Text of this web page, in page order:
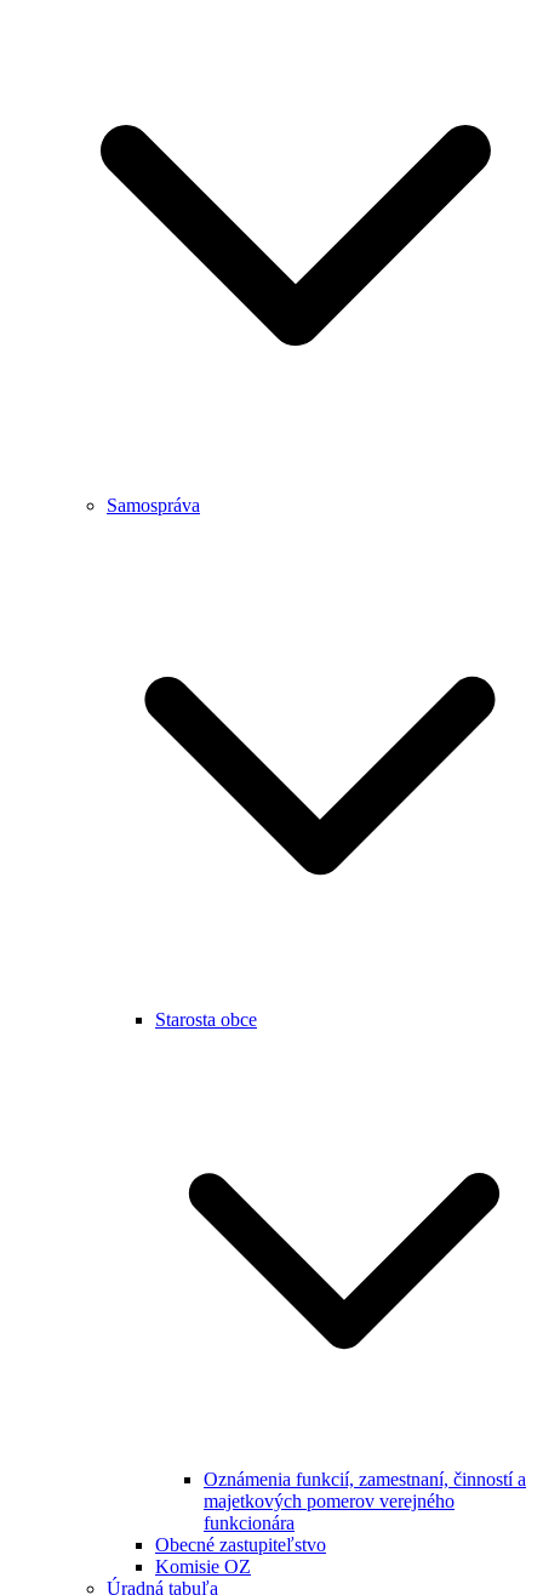
Samospráva
Starosta obce
Oznámenia funkcií, zamestnaní, činností a
majetkových pomerov verejného
funkcionára
Obecné zastupiteľstvo
Komisie OZ
Úradná tabuľa